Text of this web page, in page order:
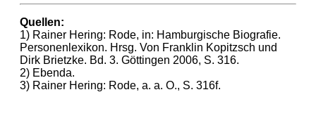
Quellen:
1) Rainer Hering: Rode, in: Hamburgische Biografie.
Personenlexikon. Hrsg. Von Franklin Kopitzsch und
Dirk Brietzke. Bd. 3. Göttingen 2006, S. 316.
2) Ebenda.
3) Rainer Hering: Rode, a. a. O., S. 316f.